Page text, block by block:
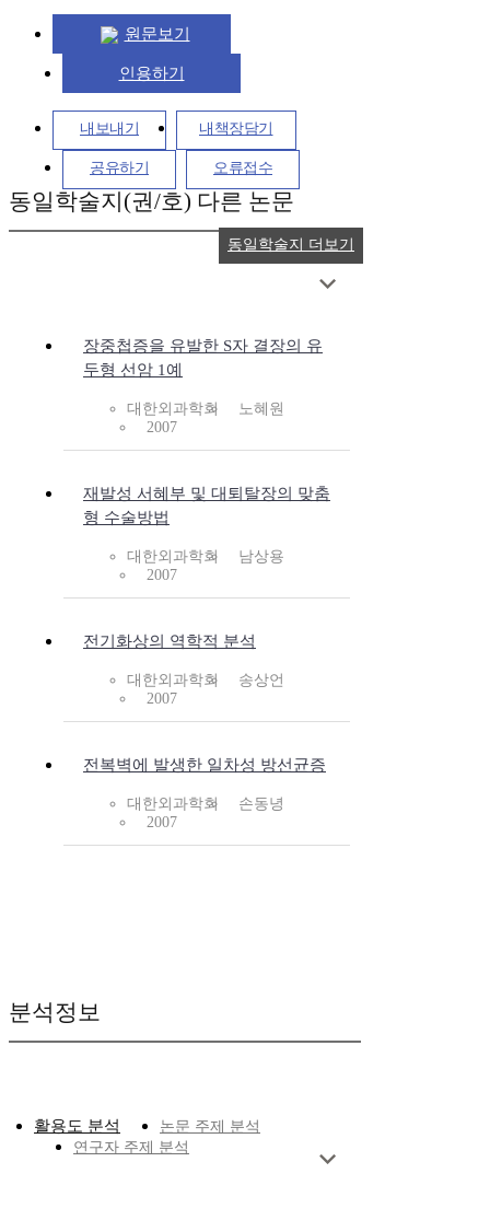
원문보기
인용하기
내보내기 내책장담기
공유하기 오류접수
동일학술지(권/호) 다른 논문
장중첩증을 유발한 S자 결장의 유
두형 선암 1예
대한외과학회
노혜원
2007
재발성 서혜부 및 대퇴탈장의 맞춤
형 수술방법
대한외과학회
남상용
2007
전기화상의 역학적 분석
대한외과학회
송상언
2007
전복벽에 발생한 일차성 방선균증
대한외과학회
손동녕
2007
동일학술지 더보기
분석정보
활용도 분석
논문 주제 분석
연구자 주제 분석